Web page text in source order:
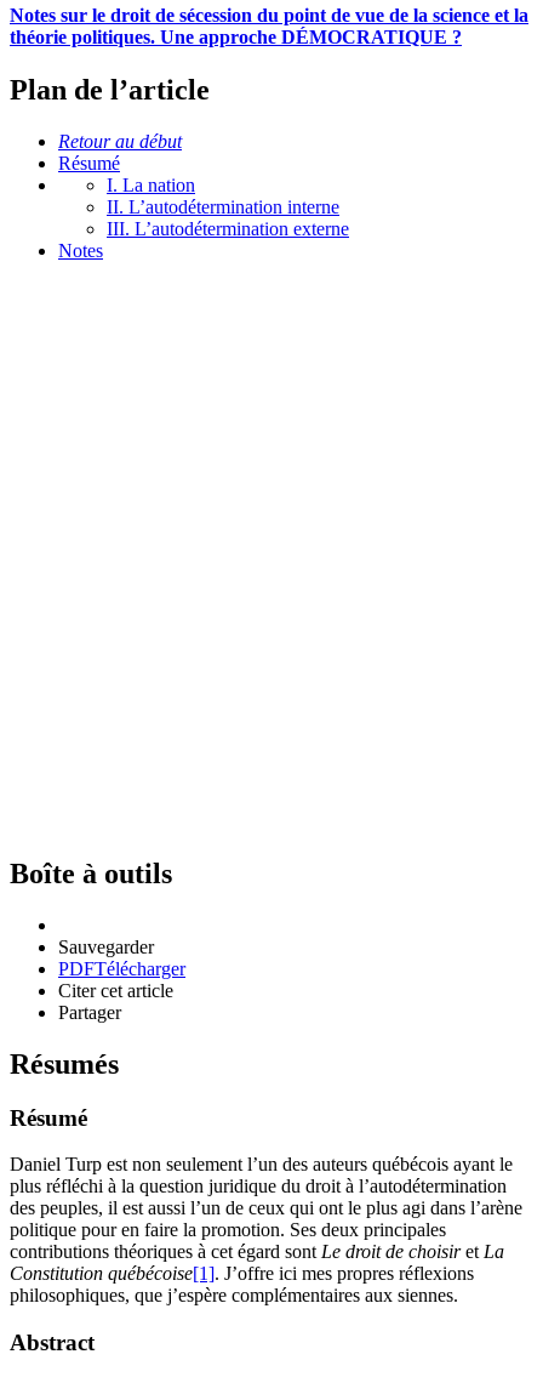
Notes sur le droit de sécession du point de vue de la science et la
théorie politiques. Une approche DÉMOCRATIQUE ?
Plan de l’article
Retour au début
Résumé
I. La nation
II. L’autodétermination interne
III. L’autodétermination externe
Notes
Boîte à outils
Sauvegarder
PDFTélécharger
Citer cet article
Partager
Résumés
Résumé
Daniel Turp est non seulement l’un des auteurs québécois ayant le
plus réfléchi à la question juridique du droit à l’autodétermination
des peuples, il est aussi l’un de ceux qui ont le plus agi dans l’arène
politique pour en faire la promotion. Ses deux principales
contributions théoriques à cet égard sont Le droit de choisiret La
Constitution québécoise[1]. J’offre ici mes propres réflexions
philosophiques, que j’espère complémentaires aux siennes.
Abstract